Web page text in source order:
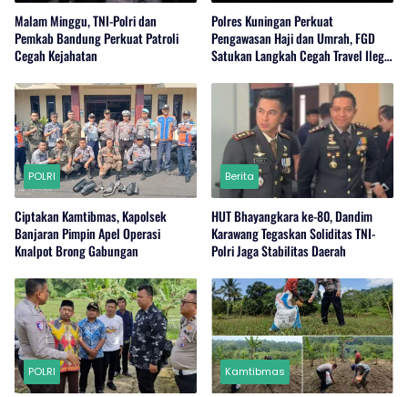
Malam Minggu, TNI-Polri dan
Pemkab Bandung Perkuat Patroli
Cegah Kejahatan
Polres Kuningan Perkuat
Pengawasan Haji dan Umrah, FGD
Satukan Langkah Cegah Travel Ilegal
POLRI
Ciptakan Kamtibmas, Kapolsek
Banjaran Pimpin Apel Operasi
Knalpot Brong Gabungan
Berita
HUT Bhayangkara ke-80, Dandim
Karawang Tegaskan Soliditas TNI-
Polri Jaga Stabilitas Daerah
POLRI Kamtibmas